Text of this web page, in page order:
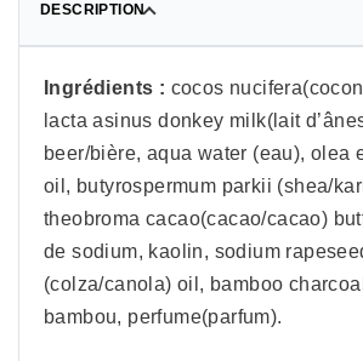
DESCRIPTION
Ingrédients : cocos
lacta asinus donkey milk(lait
beer/bière, aqua water (eau), olea
oil, butyrospermum parkii (shea/
theobroma cacao(cacao/cacao)
de sodium, kaolin, sodium
(colza/canola) oil, bamboo
bambou, perfume(parfum).